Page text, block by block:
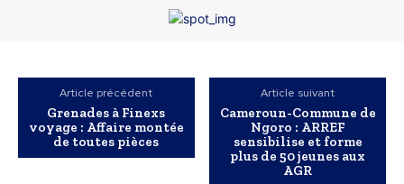
Article précédent
Grenades à Finexs
voyage : Affaire montée
de toutes pièces
Article suivant
Cameroun-Commune de
Ngoro : ARREF
sensibilise et forme
plus de 50 jeunes aux
AGR